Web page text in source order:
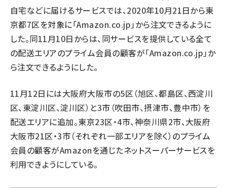
自宅などに届けるサービスでは、2020年10月21日から東
京都7区を対象に「Amazon.co.jp」から注文できるように
した。同11月10日からは、同サービスを提供している全て
の配送エリアのプライム会員の顧客が「Amazon.co.jp」か
ら注文できるようにした。
11月12日には大阪府大阪市の5区（旭区、都島区、西淀川
区、東淀川区、淀川区）と3市（吹田市、摂津市、豊中市）を
配送エリアに追加。東京23区・4市、神奈川県2市、大阪府
大阪市21区・3市（それぞれ一部エリアを除く）のプライム
会員の顧客がAmazonを通じたネットスーパーサービスを
利用できようにしている。